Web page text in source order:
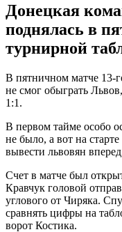
Донецкая
поднялась в
турнирной
В пятничном матче 13-
не смог обыграть
1:1.
В первом тайме особо
не было, а вот на
вывести львовян
Счет в матче был
Кравчук головой
углового от Чиряка.
сравнять цифры на
ворот Костика.